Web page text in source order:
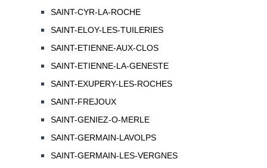
SAINT-CYR-LA-ROCHE
SAINT-ELOY-LES-TUILERIES
SAINT-ETIENNE-AUX-CLOS
SAINT-ETIENNE-LA-GENESTE
SAINT-EXUPERY-LES-ROCHES
SAINT-FREJOUX
SAINT-GENIEZ-O-MERLE
SAINT-GERMAIN-LAVOLPS
SAINT-GERMAIN-LES-VERGNES